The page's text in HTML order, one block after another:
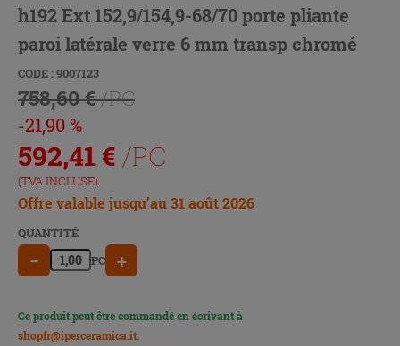
h192 Ext 152,9/154,9-68/70 porte pliante
paroi latérale verre 6 mm transp chromé
CODE : 9007123
758,60 €/PC
-21,90 %
592,41 € /PC
(TVA INCLUSE)
Offre valable jusqu’au 31 août 2026
QUANTITÉ
− PC +
Ce produit peut être commandé en écrivant à
shopfr@iperceramica.it.